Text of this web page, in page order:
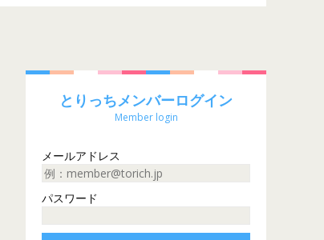
とりっちメンバーログイン
Member login
メールアドレス
パスワード